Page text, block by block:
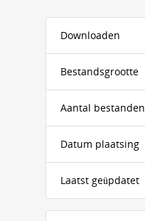
Downloaden
Bestandsgrootte
Aantal bestanden
Datum plaatsing
Laatst geüpdatet